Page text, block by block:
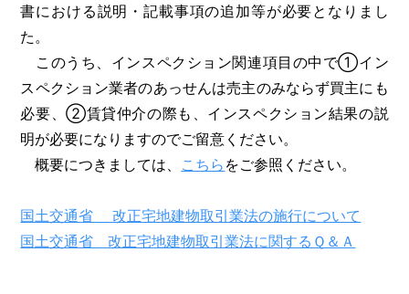
書における説明・記載事項の追加等が必要となりまし
た。
このうち、インスペクション関連項目の中で①イン
スペクション業者のあっせんは売主のみならず買主にも
必要、②賃貸仲介の際も、インスペクション結果の説
明が必要になりますのでご留意ください。
概要につきましては、 こちら をご参照ください。
国土交通省 改正宅地建物取引業法の施行について
国土交通省 改正宅地建物取引業法に関するＱ＆Ａ